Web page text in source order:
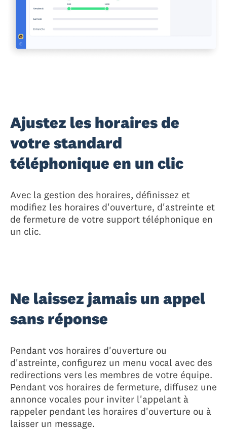
Ajustez les horaires de
votre standard
téléphonique en un clic
Avec la gestion des horaires, définissez et
modifiez les horaires d'ouverture, d'astreinte et
de fermeture de votre support téléphonique en
un clic.
Ne laissez jamais un appel
sans réponse
Pendant vos horaires d'ouverture ou
d'astreinte, configurez un menu vocal avec des
redirections vers les membres de votre équipe.
Pendant vos horaires de fermeture, diffusez une
annonce vocales pour inviter l'appelant à
rappeler pendant les horaires d'ouverture ou à
laisser un message.